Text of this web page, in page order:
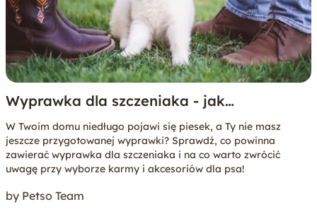
Wyprawka dla szczeniaka - jak
przygotować się na pierwsze dni
szczeniaka w domu?
W Twoim domu niedługo pojawi się piesek, a Ty nie masz
jeszcze przygotowanej wyprawki? Sprawdź, co powinna
zawierać wyprawka dla szczeniaka i na co warto zwrócić
uwagę przy wyborze karmy i akcesoriów dla psa!
by Petso Team